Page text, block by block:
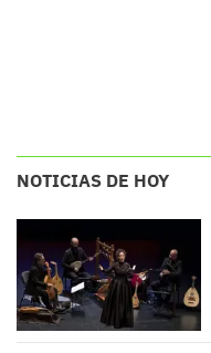
NOTICIAS DE HOY